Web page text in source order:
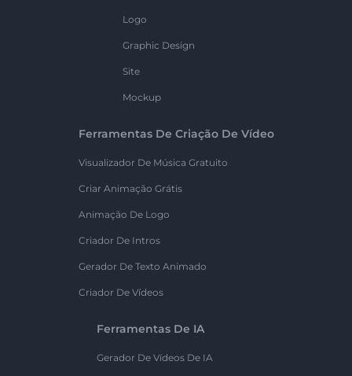
Logo
Graphic Design
Site
Mockup
Ferramentas De Criação De Vídeo
Visualizador De Música Gratuito
Criar Animação Grátis
Animação De Logo
Criador De Intros
Gerador De Texto Animado
Criador De Vídeos
Ferramentas De IA
Gerador De Vídeos De IA